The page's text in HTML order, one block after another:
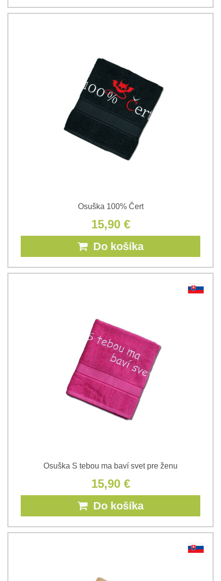
Osuška 100% Čert
15,90 €
Do košíka
Osuška S tebou ma baví svet pre ženu
15,90 €
Do košíka